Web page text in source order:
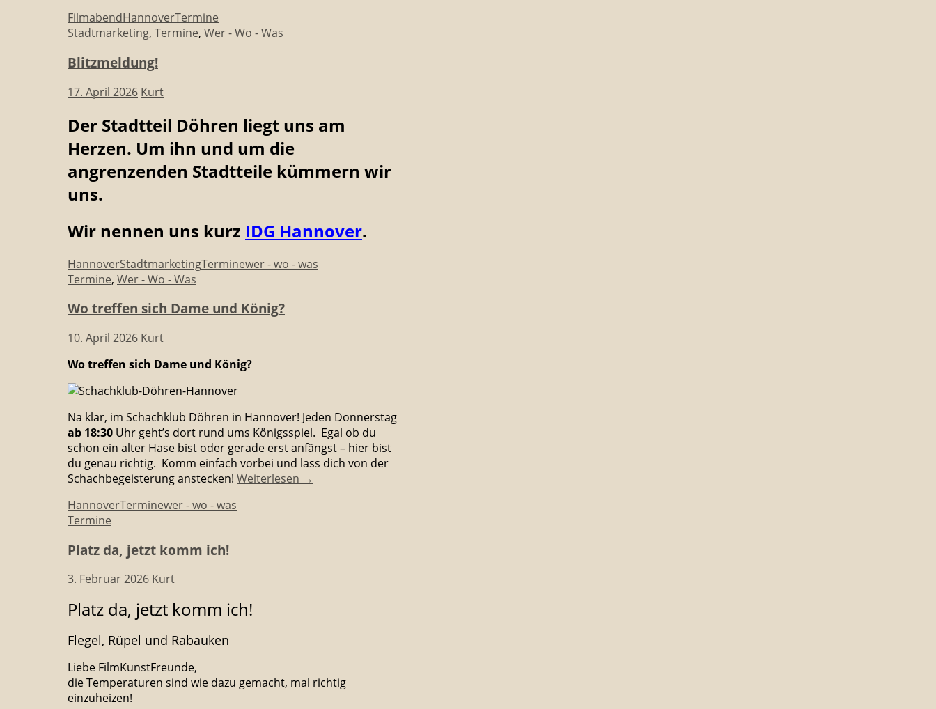
FilmabendHannoverTermine
Stadtmarketing, Termine, Wer - Wo - Was
Blitzmeldung!
17. April 2026 Kurt
Der Stadtteil Döhren liegt uns am
Herzen. Um ihn und um die
angrenzenden Stadtteile kümmern wir
uns.
Wir nennen uns kurz IDG Hannover.
HannoverStadtmarketingTerminewer - wo - was
Termine, Wer - Wo - Was
Wo treffen sich Dame und König?
10. April 2026 Kurt
Wo treffen sich Dame und König?
Na klar, im Schachklub Döhren in Hannover! Jeden Donnerstag
ab 18:30 Uhr geht’s dort rund ums Königsspiel. Egal ob du
schon ein alter Hase bist oder gerade erst anfängst – hier bist
du genau richtig. Komm einfach vorbei und lass dich von der
Schachbegeisterung anstecken! Weiterlesen →
HannoverTerminewer - wo - was
Termine
Platz da, jetzt komm ich!
3. Februar 2026 Kurt
Platz da, jetzt komm ich!
Flegel, Rüpel und Rabauken
Liebe FilmKunstFreunde,
die Temperaturen sind wie dazu gemacht, mal richtig
einzuheizen!